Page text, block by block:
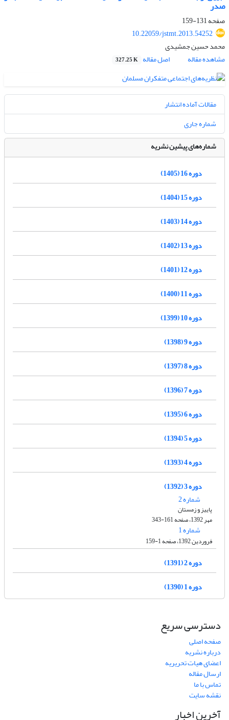
صدر
صفحه131-159
10.22059/jstmt.2013.54252
محمد حسین جمشیدی
مشاهده مقاله
اصل مقاله 327.25 K
مقالات آماده انتشار
شماره جاری
شماره‌های پیشین نشریه
دوره 16 (1405)
دوره 15 (1404)
دوره 14 (1403)
دوره 13 (1402)
دوره 12 (1401)
دوره 11 (1400)
دوره 10 (1399)
دوره 9 (1398)
دوره 8 (1397)
دوره 7 (1396)
دوره 6 (1395)
دوره 5 (1394)
دوره 4 (1393)
دوره 3 (1392)
شماره 2
پاییز و زمستان
مهر 1392، صفحه 161-343
شماره 1
فروردین 1392، صفحه 1-159
دوره 2 (1391)
دوره 1 (1390)
دسترسی سریع
صفحه اصلی
درباره نشریه
اعضای هیات تحریریه
ارسال مقاله
تماس با ما
نقشه سایت
آخرین اخبار